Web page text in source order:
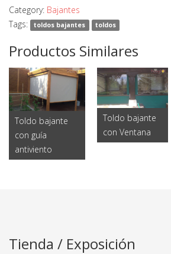
Category: Bajantes
Tags:
toldos bajantes toldos
Productos Similares
Toldo bajante
con guía
antiviento
Toldo bajante
con Ventana
Tienda / Exposición